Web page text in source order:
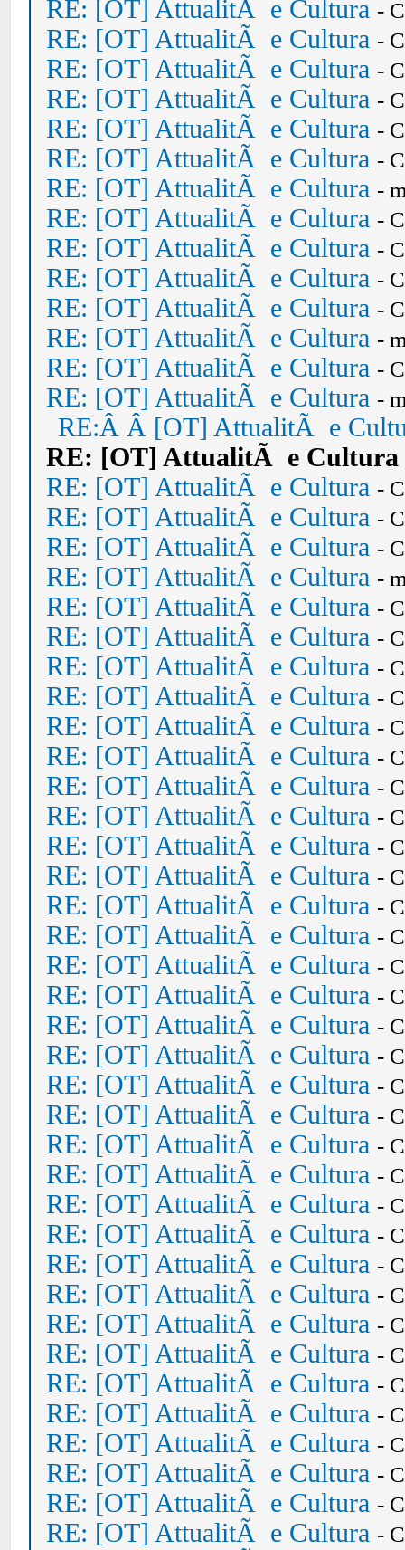
RE: [OT] AttualitÃ e Cultura -
RE: [OT] AttualitÃ e Cultura -
RE: [OT] AttualitÃ e Cultura -
RE: [OT] AttualitÃ e Cultura -
RE: [OT] AttualitÃ e Cultura -
RE: [OT] AttualitÃ e Cultura -
RE: [OT] AttualitÃ e Cultura -
RE: [OT] AttualitÃ e Cultura -
RE: [OT] AttualitÃ e Cultura -
RE: [OT] AttualitÃ e Cultura -
RE: [OT] AttualitÃ e Cultura -
RE: [OT] AttualitÃ e Cultura -
RE: [OT] AttualitÃ e Cultura -
RE: [OT] AttualitÃ e Cultura -
RE:Â Â [OT] AttualitÃ e
RE: [OT] AttualitÃ e Cultura
RE: [OT] AttualitÃ e Cultura -
RE: [OT] AttualitÃ e Cultura -
RE: [OT] AttualitÃ e Cultura -
RE: [OT] AttualitÃ e Cultura -
RE: [OT] AttualitÃ e Cultura -
RE: [OT] AttualitÃ e Cultura -
RE: [OT] AttualitÃ e Cultura -
RE: [OT] AttualitÃ e Cultura -
RE: [OT] AttualitÃ e Cultura -
RE: [OT] AttualitÃ e Cultura -
RE: [OT] AttualitÃ e Cultura -
RE: [OT] AttualitÃ e Cultura -
RE: [OT] AttualitÃ e Cultura -
RE: [OT] AttualitÃ e Cultura -
RE: [OT] AttualitÃ e Cultura -
RE: [OT] AttualitÃ e Cultura -
RE: [OT] AttualitÃ e Cultura -
RE: [OT] AttualitÃ e Cultura -
RE: [OT] AttualitÃ e Cultura -
RE: [OT] AttualitÃ e Cultura -
RE: [OT] AttualitÃ e Cultura -
RE: [OT] AttualitÃ e Cultura -
RE: [OT] AttualitÃ e Cultura -
RE: [OT] AttualitÃ e Cultura -
RE: [OT] AttualitÃ e Cultura -
RE: [OT] AttualitÃ e Cultura -
RE: [OT] AttualitÃ e Cultura -
RE: [OT] AttualitÃ e Cultura -
RE: [OT] AttualitÃ e Cultura -
RE: [OT] AttualitÃ e Cultura -
RE: [OT] AttualitÃ e Cultura -
RE: [OT] AttualitÃ e Cultura -
RE: [OT] AttualitÃ e Cultura -
RE: [OT] AttualitÃ e Cultura -
RE: [OT] AttualitÃ e Cultura -
RE: [OT] AttualitÃ e Cultura -